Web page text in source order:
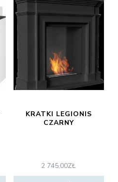
KRATKI LEGIONIS
CZARNY
2 745,00ZŁ